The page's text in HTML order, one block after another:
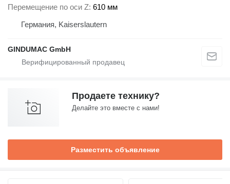
Перемещение по оси Z 610 мм
Германия, Kaiserslautern
GINDUMAC GmbH
Продаете технику?
Делайте это вместе с нами!
Разместить объявление